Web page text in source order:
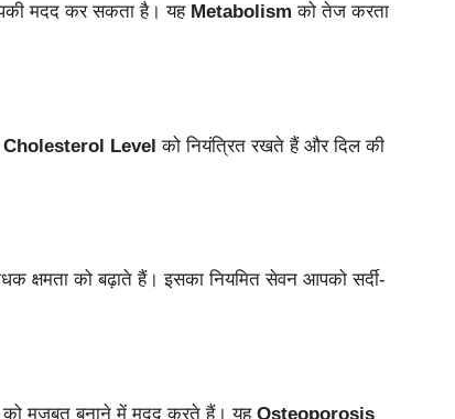
मदद कर सकता है। यह Metabolism को तेज करता
Cholesterol Level को नियंत्रित रखते हैं और दिल की
क्षमता को बढ़ाते हैं। इसका नियमित सेवन आपको सर्दी-
को मजबूत बनाने में मदद करते हैं। यह Osteoporosis